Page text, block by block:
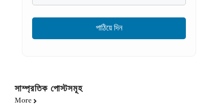
সাম্প্রতিক পোস্টসমূহ
More